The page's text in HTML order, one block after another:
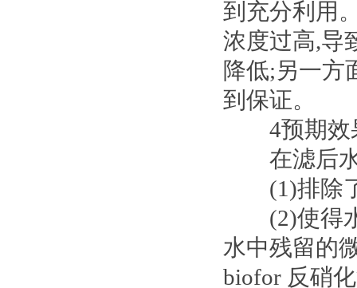
到充分利用
浓度过高,导
降低;另一方
到保证。
4预期效
在滤后水
(1)排除了
(2)使得水
水中残留的
biofor 反硝